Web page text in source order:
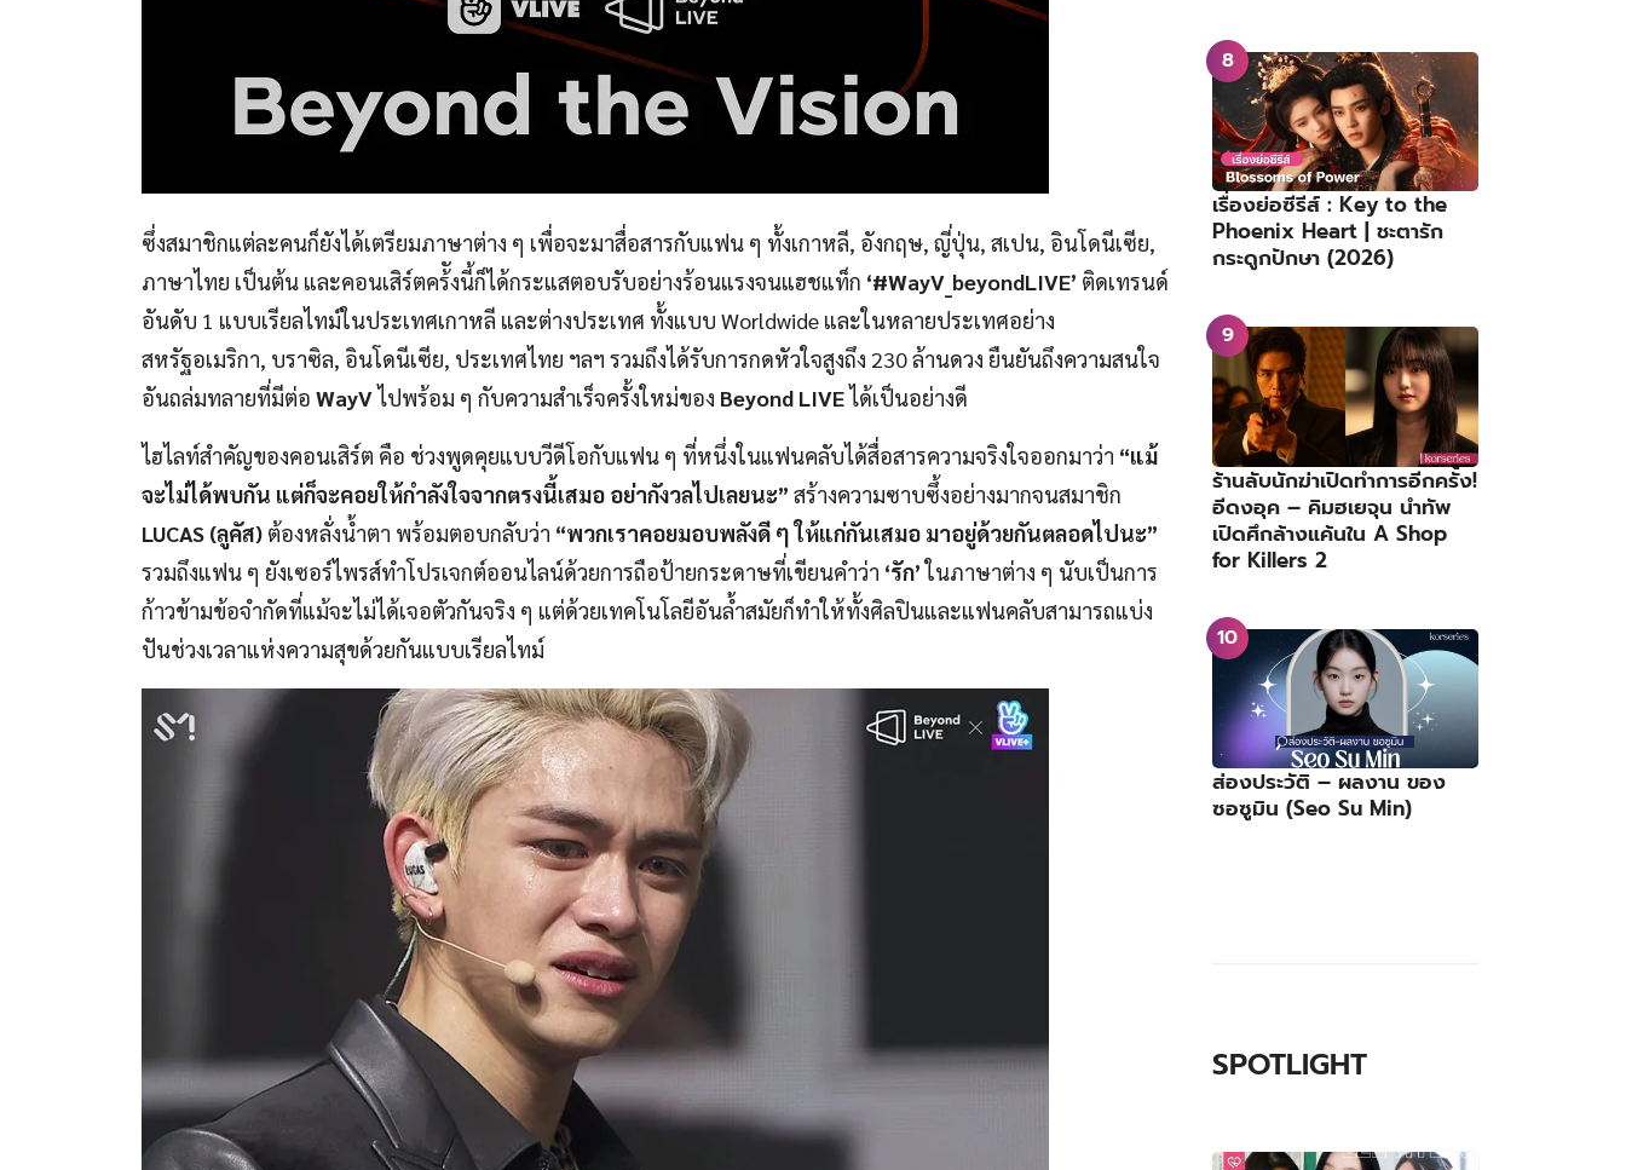
ซึ่งสมาชิกแต่ละคนก็ยังได้เตรียมภาษาต่าง ๆ เพื่อจะมาสื่อสารกับแฟน ๆ ทั้งเกาหลี, อังกฤษ, ญี่ปุ่น, สเปน, อินโดนีเซีย,
ภาษาไทย เป็นต้น และคอนเสิร์ตคร้ังนี้ก็ได้กระแสตอบรับอย่างร้อนแรงจนแฮชแท็ก ‘#WayV_beyondLIVE’ ติดเทรนด์
อันดับ 1 แบบเรียลไทม์ในประเทศเกาหลี และต่างประเทศ ทั้งแบบ Worldwide และในหลายประเทศอย่าง
สหรัฐอเมริกา, บราซิล, อินโดนีเซีย, ประเทศไทย ฯลฯ รวมถึงได้รับการกดหัวใจสูงถึง 230 ล้านดวง ยืนยันถึงความสนใจ
อันถล่มทลายที่มีต่อ WayVไปพร้อม ๆ กับความสำเร็จครั้งใหม่ของ Beyond LIVEได้เป็นอย่างดี
ไฮไลท์สำคัญของคอนเสิร์ต คือ ช่วงพูดคุยแบบวีดีโอกับแฟน ๆ ที่หนึ่งในแฟนคลับได้สื่อสารความจริงใจออกมาว่า “แม้
จะไม่ได้พบกัน แต่ก็จะคอยให้กำลังใจจากตรงนี้เสมอ อย่ากังวลไปเลยนะ” สร้างความซาบซึ้งอย่างมากจนสมาชิก
LUCAS (ลูคัส) ต้องหลั่งน้ำตา พร้อมตอบกลับว่า “พวกเราคอยมอบพลังดี ๆ ให้แก่กันเสมอ มาอยู่ด้วยกันตลอดไปนะ”
รวมถึงแฟน ๆ ยังเซอร์ไพรส์ทำโปรเจกต์ออนไลน์ด้วยการถือป้ายกระดาษที่เขียนคำว่า ‘รัก’ในภาษาต่าง ๆ นับเป็นการ
ก้าวข้ามข้อจำกัดที่แม้จะไม่ได้เจอตัวกันจริง ๆ แต่ด้วยเทคโนโลยีอันล้ำสมัยก็ทำให้ทั้งศิลปินและแฟนคลับสามารถแบ่ง
ปันช่วงเวลาแห่งความสุขด้วยกันแบบเรียลไทม์
เรื่องย่อซีรีส์ : Key to the
Phoenix Heart | ชะตารัก
กระดูกปักษา (2026)
ร้านลับนักฆ่าเปิดทำการอีกครั้ง!
อีดงอุค – คิมฮเยจุน นำทัพ
เปิดศึกล้างแค้นใน A Shop
for Killers 2
ส่องประวัติ – ผลงาน ของ
ซอซูมิน (Seo Su Min)
SPOTLIGHT